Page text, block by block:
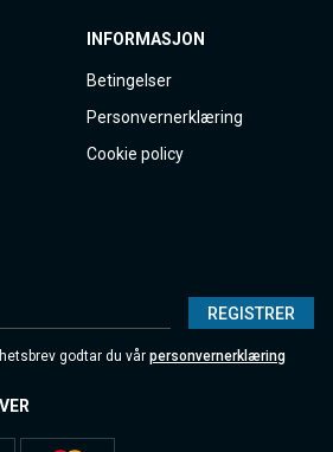
INFORMASJON
Betingelser
Personvernerklæring
Cookie policy
REGISTRER
godtar du vår personvernerklæring